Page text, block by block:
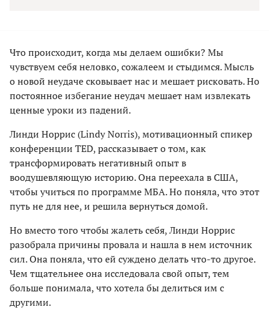
Что происходит, когда мы делаем ошибки? Мы
чувствуем себя неловко, сожалеем и стыдимся. Мысль
о новой неудаче сковывает нас и мешает рисковать. Но
постоянное избегание неудач мешает нам извлекать
ценные уроки из падений.
Линди Норрис (Lindy Norris), мотивационный спикер
конференции TED, рассказывает о том, как
трансформировать негативный опыт в
воодушевляющую историю. Она переехала в США,
чтобы учиться по программе МБА. Но поняла, что этот
путь не для нее, и решила вернуться домой.
Но вместо того чтобы жалеть себя, Линди Норрис
разобрала причины провала и нашла в нем источник
сил. Она поняла, что ей суждено делать что-то другое.
Чем тщательнее она исследовала свой опыт, тем
больше понимала, что хотела бы делиться им с
другими.